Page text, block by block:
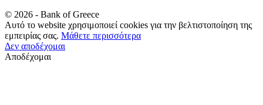
© 2026 - Bank of Greece
Αυτό το website χρησιμοποιεί cookies για την βελτιστοποίηση της
εμπειρίας σας. Μάθετε περισσότερα
Δεν αποδέχομαι
Αποδέχομαι